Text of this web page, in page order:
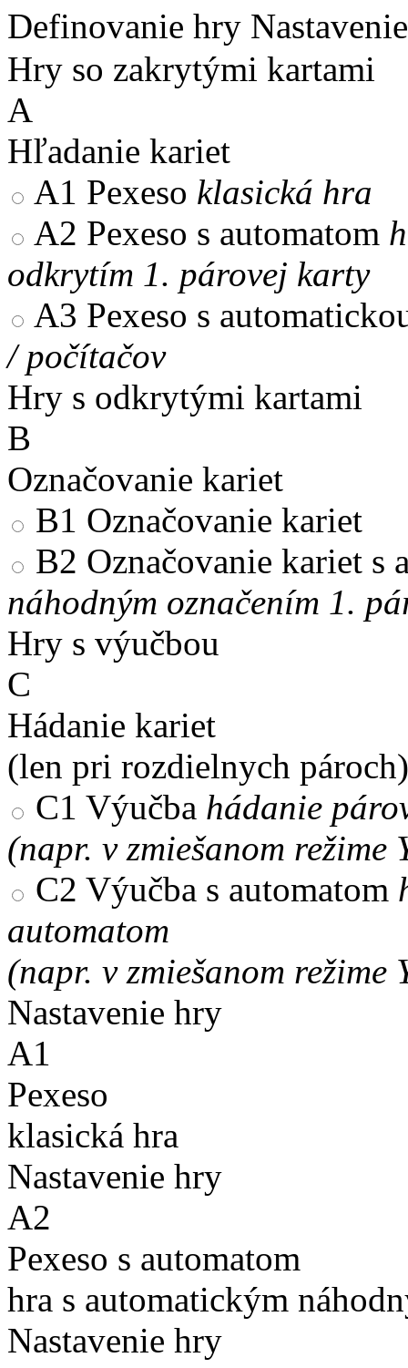
Definovanie hry
Hry so zakrytými kartami
A
Hľadanie kariet
A1 Pexeso klasická hra
A2 Pexeso s automatom
odkrytím 1. párovej karty
A3 Pexeso s
/ počítačov
Hry s odkrytými kartami
B
Označovanie kariet
B1 Označovanie kariet
B2 Označovanie kariet s
náhodným označením 1.
Hry s výučbou
C
Hádanie kariet
(len pri rozdielnych pároch)
C1 Výučba hádanie
(napr. v zmiešanom režime
C2 Výučba s automatom
automatom
(napr. v zmiešanom režime
Nastavenie hry
A1
Pexeso
klasická hra
Nastavenie hry
A2
Pexeso s automatom
hra s automatickým
Nastavenie hry